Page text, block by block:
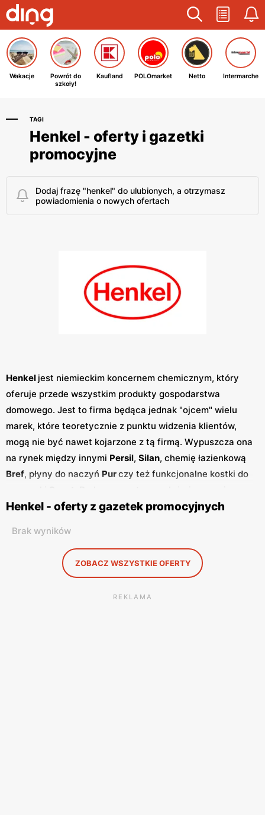
Wakacje
Powrót do
szkoły!
Kaufland POLOmarket Netto Intermarche
TAGI
Henkel - oferty i gazetki
promocyjne
Dodaj frazę "henkel" do ulubionych, a otrzymasz
powiadomienia o nowych ofertach
Henkel jest niemieckim koncernem chemicznym, który
oferuje przede wszystkim produkty gospodarstwa
domowego. Jest to firma będąca jednak "ojcem" wielu
marek, które teoretycznie z punktu widzenia klientów,
mogą nie być nawet kojarzone z tą firmą. Wypuszcza ona
na rynek między innymi Persil, Silan, chemię łazienkową
Bref, płyny do naczyń Purczy też funkcjonalne kostki do
niezwykle rozpoznawalna firma na całym świecie, a
kosmetyki jak
promocyjnych można znaleźć wiele ofert dotyczących
tych właśnie produktów, aby zakupić je w jak najlepszych
Henkel - oferty z gazetek promocyjnych
Brak wyników
ZOBACZ WSZYSTKIE OFERTY
REKLAMA